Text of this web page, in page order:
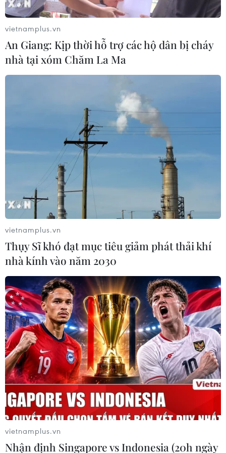
Thủ tướng Phạm Minh Chính gửi thư
chúc mừng Đội tuyển U23 Việt Nam
22/05/2022 22:51
Thủ tướng cho rằng huy chương Vàng của Đội tuyển
bóng đá nam và nữ và thành tích các môn thể thao tại
SEA Games 31 đã khẳng định vị thế của bóng đá Việt
Nam nói riêng, thể thao Việt Nam nói chung.
Lãnh đạo Đảng, Nhà nước trao huy
chương tặng các đội tuyển bóng đá nam
22/05/2022 22:51
Chủ tịch nước Nguyễn Xuân Phúc đánh giá cao các
vietnamplus.vn
An Giang: Kịp thời hỗ trợ các hộ dân bị cháy
nhà tại xóm Chăm La Ma
vietnamplus.vn
Thụy Sĩ khó đạt mục tiêu giảm phát thải khí
nhà kính vào năm 2030
vietnamplus.vn
Nhận định Singapore vs Indonesia (20h ngày